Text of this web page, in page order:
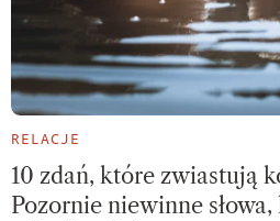
RELACJE
10 zdań, które zwiastują
Pozornie niewinne